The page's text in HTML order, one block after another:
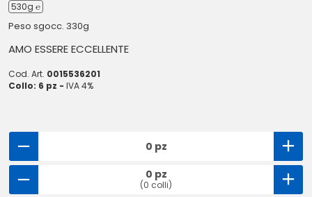
530g ℮
Peso sgocc. 330g
AMO ESSERE ECCELLENTE
Cod. Art. 0015536201
Collo: 6 pz - IVA 4%
0 pz
0 pz
(0 colli)